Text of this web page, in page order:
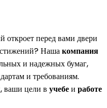
откроет перед вами двери
Нашакомпания
и надежных бумаг,
и требованиям.
ваши цели в учебеи работе